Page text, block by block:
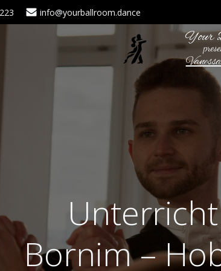
info@yourballroom.dance
Your
Bornim –